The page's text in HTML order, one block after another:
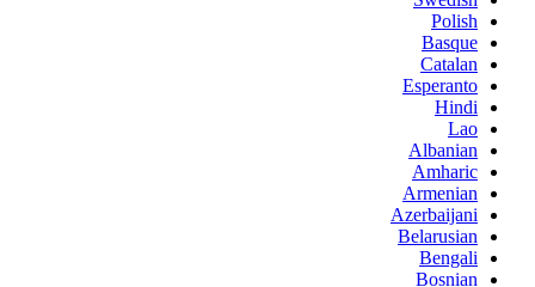
Polish
Basque
Catalan
Esperanto
Hindi
Lao
Albanian
Amharic
Armenian
Azerbaijani
Belarusian
Bengali
Bosnian